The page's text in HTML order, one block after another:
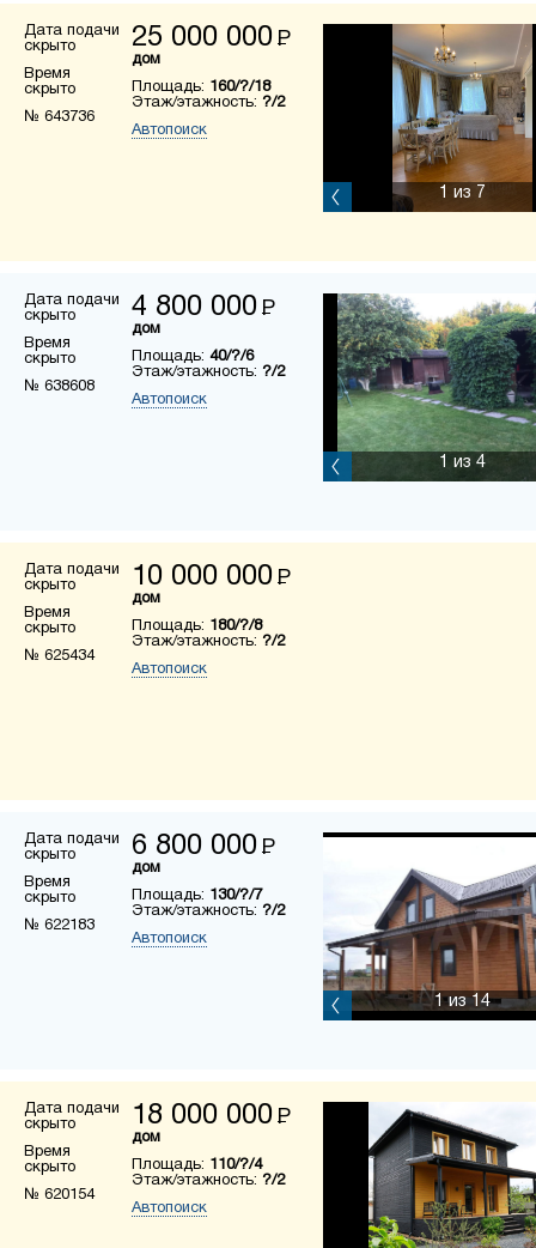
Дата подачи
скрыто
Время
скрыто
№ 643736
25 000 000 Р
дом
Площадь: 160/?/18
Этаж/этажность: ?/2
Автопоиск
1 из 7
Дата подачи
скрыто
Время
скрыто
№ 638608
4 800 000 Р
дом
Площадь: 40/?/6
Этаж/этажность: ?/2
Автопоиск
1 из 4
Дата подачи
скрыто
Время
скрыто
№ 625434
10 000 000 Р
дом
Площадь: 180/?/8
Этаж/этажность: ?/2
Автопоиск
Дата подачи
скрыто
Время
скрыто
№ 622183
6 800 000 Р
дом
Площадь: 130/?/7
Этаж/этажность: ?/2
Автопоиск
1из 14
Дата подачи
скрыто
Время
скрыто
№ 620154
18 000 000 Р
дом
Площадь: 110/?/4
Этаж/этажность: ?/2
Автопоиск